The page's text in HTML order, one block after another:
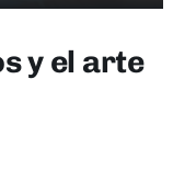
y el arte